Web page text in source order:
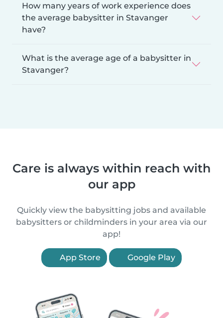
How many years of work experience does
the average babysitter in Stavanger
have?
What is the average age of a babysitter in
Stavanger?
Care is always within reach with
our app
Quickly view the babysitting jobs and available
babysitters or childminders in your area via our
app!
App Store Google Play